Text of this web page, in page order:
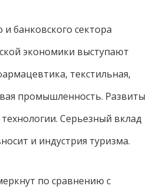
банковского сектора
экономики выступают
текстильная,
промышленность. Развиты
Серьезный вклад
и индустрия туризма.
по сравнению с